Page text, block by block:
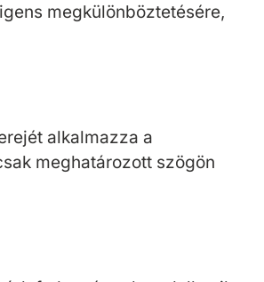
megkülönböztetésére,
alkalmazza a
meghatározott szögön